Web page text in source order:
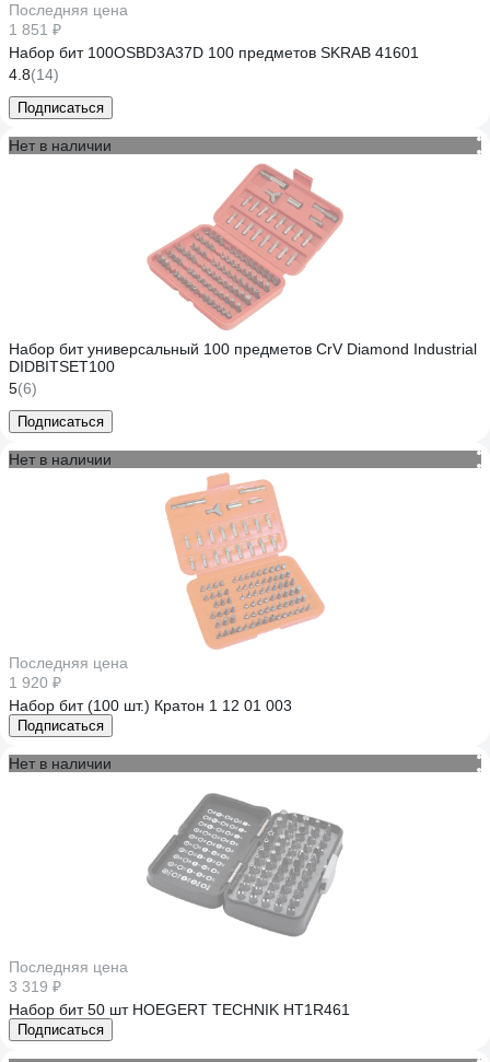
Последняя цена
1 851 ₽
Набор бит 100OSBD3A37D 100 предметов SKRAB 41601
4.8(14)
Подписаться
Нет в наличии
Набор бит универсальный 100 предметов CrV Diamond Industrial
DIDBITSET100
5(6)
Подписаться
Нет в наличии
Последняя цена
1 920 ₽
Набор бит (100 шт.) Кратон 1 12 01 003
Подписаться
Нет в наличии
Последняя цена
3 319 ₽
Набор бит 50 шт HOEGERT TECHNIK HT1R461
Подписаться